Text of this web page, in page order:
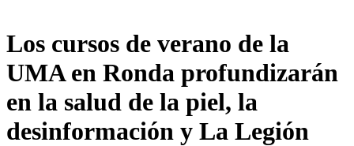
Los cursos de verano de la
UMA en Ronda profundizarán
en la salud de la piel, la
desinformación y La Legión